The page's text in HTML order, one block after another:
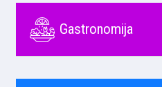
Gastronomija